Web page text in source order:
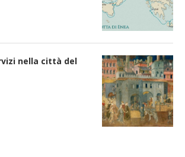
nella città del